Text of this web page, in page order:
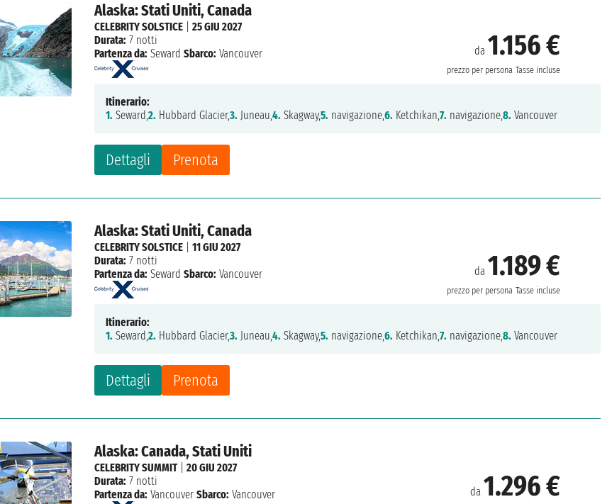
Alaska: Stati Uniti, Canada
da 1.156 €
prezzo per persona Tasse incluse
Dettagli Prenota
CELEBRITY SOLSTICE |25 GIU 2027
Durata: 7 notti
Partenza da: Seward Sbarco: Vancouver
Itinerario:
1. Seward,2. Hubbard Glacier,3. Juneau,4. Skagway,5. navigazione,6. Ketchikan,7. navigazione,8. Vancouver
Alaska: Stati Uniti, Canada
da 1.189 €
prezzo per persona Tasse incluse
Dettagli Prenota
CELEBRITY SOLSTICE |11 GIU 2027
Durata: 7 notti
Partenza da: Seward Sbarco: Vancouver
Itinerario:
1. Seward,2. Hubbard Glacier,3. Juneau,4. Skagway,5. navigazione,6. Ketchikan,7. navigazione,8. Vancouver
Alaska: Canada, Stati Uniti
da 1.296 €
CELEBRITY SUMMIT|20 GIU 2027
Durata: 7 notti
Partenza da: Vancouver Sbarco: Vancouver